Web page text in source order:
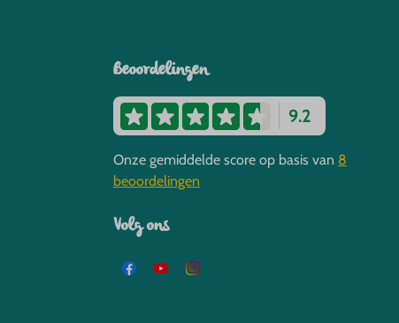
Beoordelingen
9.2
Onze gemiddelde score op basis van 8
beoordelingen
Volg ons